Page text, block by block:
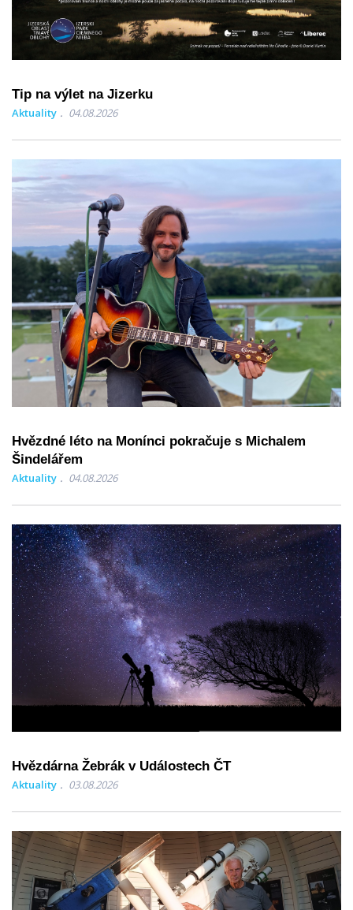
Tip na výlet na Jizerku
Aktuality 04.08.2026
Hvězdné léto na Monínci pokračuje s Michalem
Šindelářem
Aktuality 04.08.2026
Hvězdárna Žebrák v Událostech ČT
Aktuality 03.08.2026